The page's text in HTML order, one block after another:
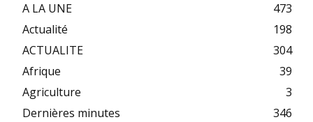
A LA UNE
473
Actualité
198
ACTUALITE
304
Afrique
39
Agriculture
3
Dernières minutes
346